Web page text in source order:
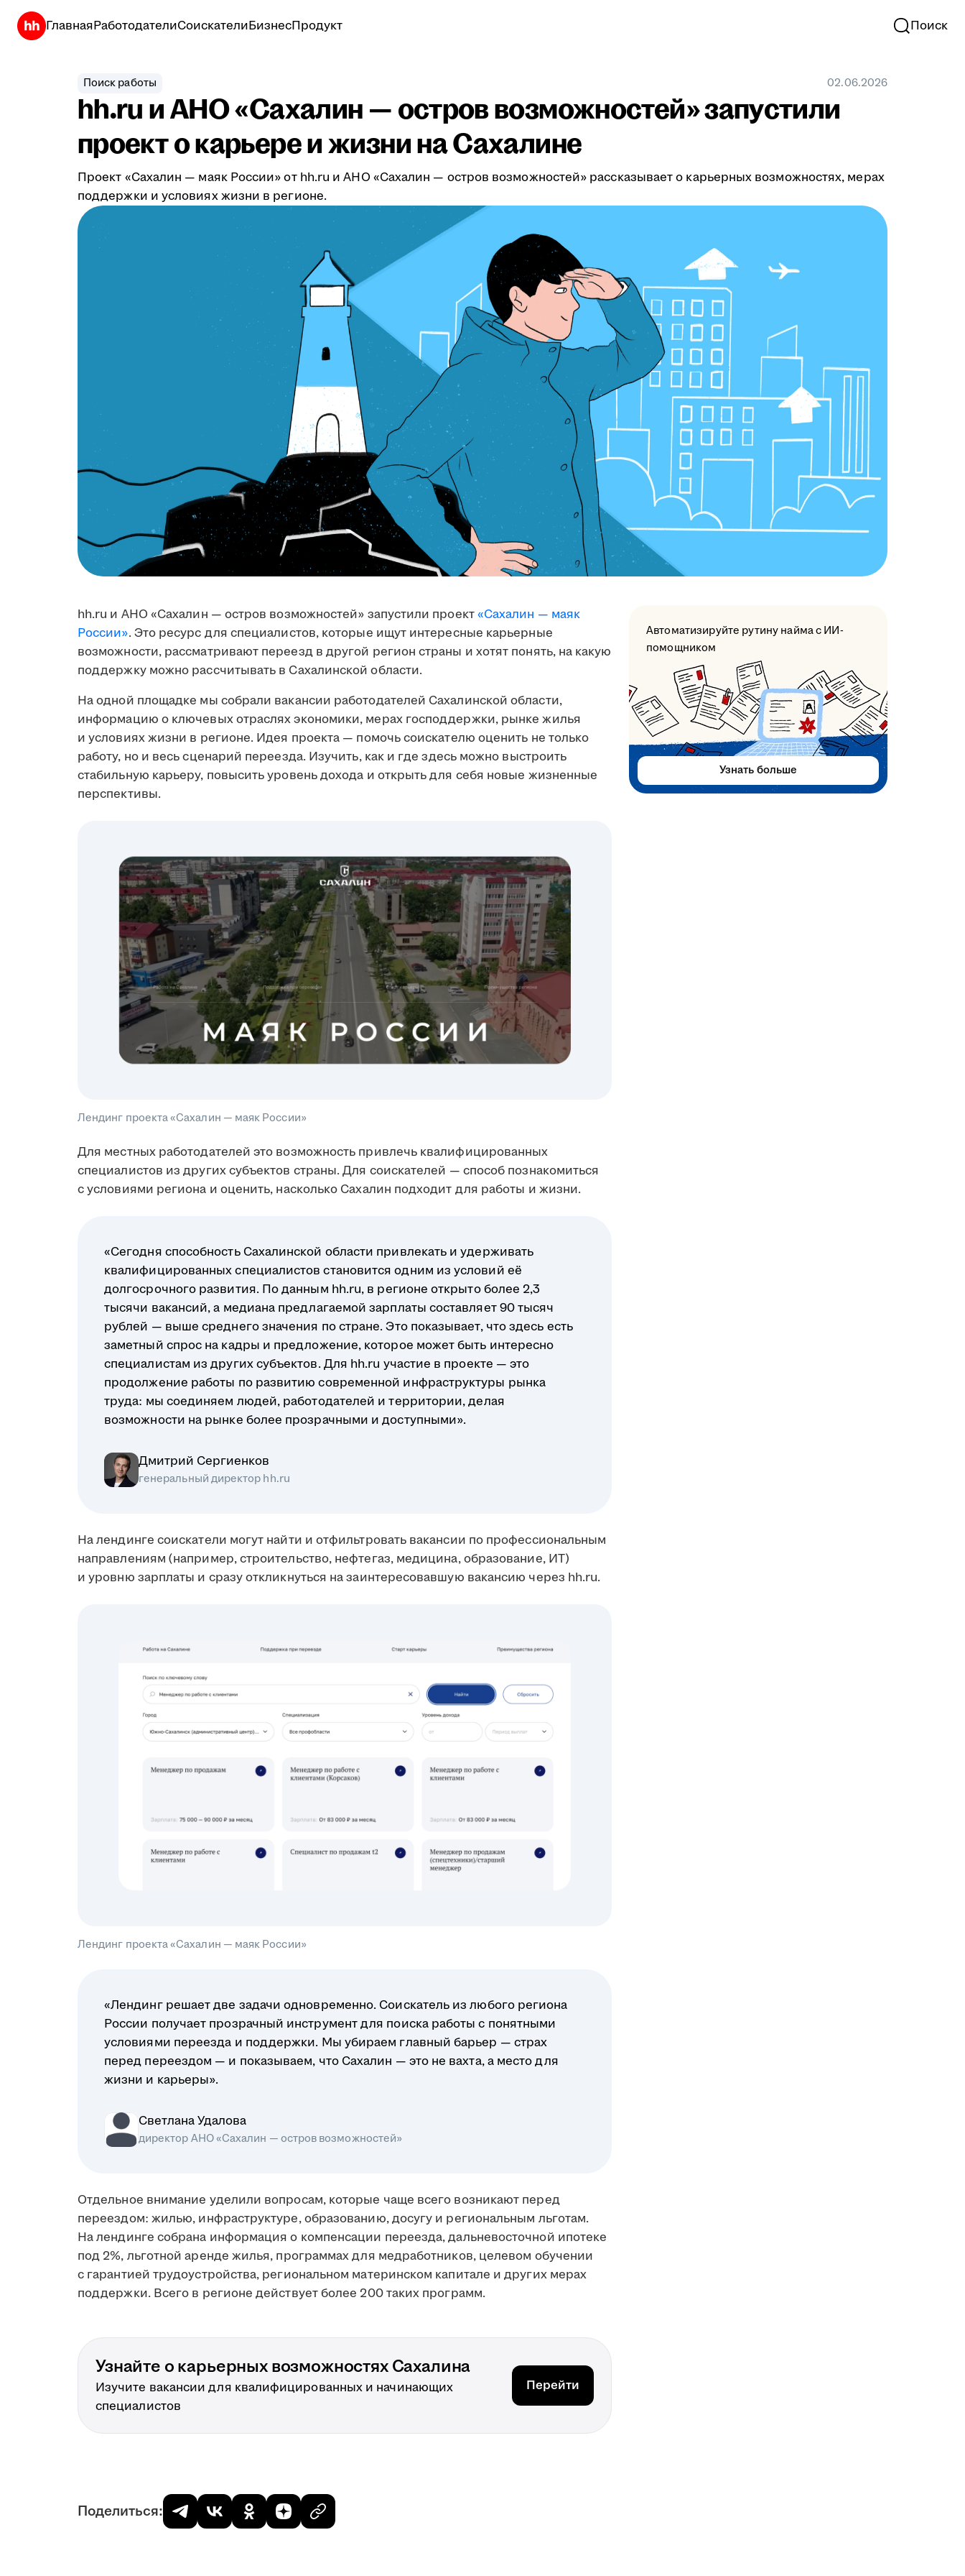
ГлавнаяРаботодателиСоискателиБизнесПродукт Поиск
Поиск работы 02.06.2026
hh.ru и АНО «Сахалин — остров возможностей» запустили
проект о карьере и жизни на Сахалине
Проект «Сахалин — маяк России» от hh.ru и АНО «Сахалин — остров возможностей» рассказывает о карьерных возможностях, мерах
поддержки и условиях жизни в регионе.
hh.ru и АНО «Сахалин — остров возможностей» запустили проект«Сахалин — маяк
России». Это ресурс для специалистов, которые ищут интересные карьерные
возможности, рассматривают переезд в другой регион страны и хотят понять, на какую
поддержку можно рассчитывать в Сахалинской области.
На одной площадке мы собрали вакансии работодателей Сахалинской области,
информацию о ключевых отраслях экономики, мерах господдержки, рынке жилья
и условиях жизни в регионе. Идея проекта — помочь соискателю оценить не только
работу, но и весь сценарий переезда. Изучить, как и где здесь можно выстроить
стабильную карьеру, повысить уровень дохода и открыть для себя новые жизненные
перспективы.
Лендинг проекта «Сахалин — маяк России»
Для местных работодателей это возможность привлечь квалифицированных
специалистов из других субъектов страны. Для соискателей — способ познакомиться
с условиями региона и оценить, насколько Сахалин подходит для работы и жизни.
«Сегодня способность Сахалинской области привлекать и удерживать
квалифицированных специалистов становится одним из условий её
долгосрочного развития. По данным hh.ru, в регионе открыто более 2,3
тысячи вакансий, а медиана предлагаемой зарплаты составляет 90 тысяч
рублей — выше среднего значения по стране. Это показывает, что здесь есть
заметный спрос на кадры и предложение, которое может быть интересно
специалистам из других субъектов. Для hh.ru участие в проекте — это
продолжение работы по развитию современной инфраструктуры рынка
труда: мы соединяем людей, работодателей и территории, делая
возможности на рынке более прозрачными и доступными».
Дмитрий Сергиенков
генеральный директор hh.ru
На лендинге соискатели могут найти и отфильтровать вакансии по профессиональным
направлениям (например, строительство, нефтегаз, медицина, образование, ИТ)
и уровню зарплаты и сразу откликнуться на заинтересовавшую вакансию через hh.ru.
Лендинг проекта «Сахалин — маяк России»
«Лендинг решает две задачи одновременно. Соискатель из любого региона
России получает прозрачный инструмент для поиска работы с понятными
условиями переезда и поддержки. Мы убираем главный барьер — страх
перед переездом — и показываем, что Сахалин — это не вахта, а место для
жизни и карьеры».
Светлана Удалова
директор АНО «Сахалин — остров возможностей»
Отдельное внимание уделили вопросам, которые чаще всего возникают перед
переездом: жилью, инфраструктуре, образованию, досугу и региональным льготам.
На лендинге собрана информация о компенсации переезда, дальневосточной ипотеке
под 2%, льготной аренде жилья, программах для медработников, целевом обучении
с гарантией трудоустройства, региональном материнском капитале и других мерах
поддержки. Всего в регионе действует более 200 таких программ.
Узнайте о карьерных возможностях Сахалина
Изучите вакансии для квалифицированных и начинающих
специалистов
Перейти
Автоматизируйте рутину найма с ИИ-
помощником
Узнать больше
Поделиться: